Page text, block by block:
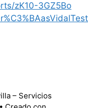
zK10-3GZ5Bo
– Servicios